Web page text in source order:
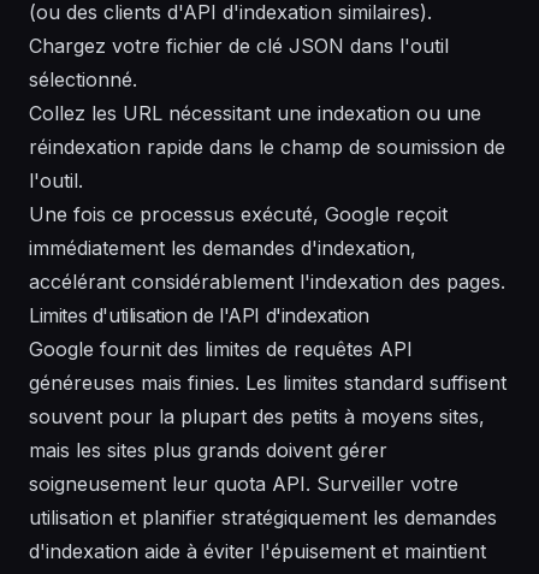
(ou des clients d'API d'indexation similaires).
Chargez votre fichier de clé JSON dans l'outil
sélectionné.
Collez les URL nécessitant une indexation ou une
réindexation rapide dans le champ de soumission de
l'outil.
Une fois ce processus exécuté, Google reçoit
immédiatement les demandes d'indexation,
accélérant considérablement l'indexation des pages.
Limites d'utilisation de l'API d'indexation
Google fournit des limites de requêtes API
généreuses mais finies. Les limites standard suffisent
souvent pour la plupart des petits à moyens sites,
mais les sites plus grands doivent gérer
soigneusement leur quota API. Surveiller votre
utilisation et planifier stratégiquement les demandes
d'indexation aide à éviter l'épuisement et maintient